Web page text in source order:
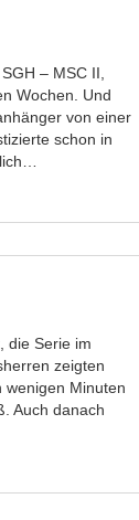
– MSC II,
Wochen. Und
von einer
schon in
die Serie im
zeigten
wenigen Minuten
Auch danach